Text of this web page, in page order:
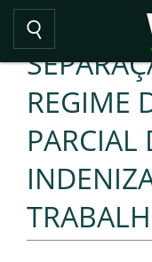
REGIME
PARCIAL